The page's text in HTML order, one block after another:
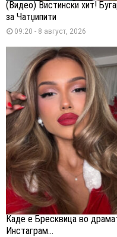
(Видео) Вистински хит!
за Чатџипити
09:20 - 8 август, 2026
Каде е Бресквица во
Инстаграм...